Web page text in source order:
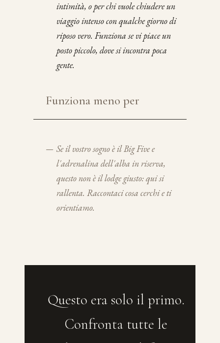
intimità, o per chi vuole chiudere un
viaggio intenso con qualche giorno di
riposo vero. Funziona se vi piace un
posto piccolo, dove si incontra poca
gente.
Funziona meno per
— Se il vostro sogno è il Big Five e
l'adrenalina dell'alba in riserva,
questo non è il lodge giusto: qui si
rallenta. Raccontaci cosa cerchi e ti
orientiamo.
Questo era solo il primo.
Confronta tutte le